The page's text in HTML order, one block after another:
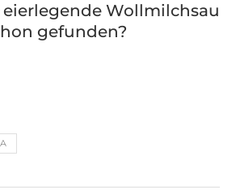
Wollmilchsau
gefunden?